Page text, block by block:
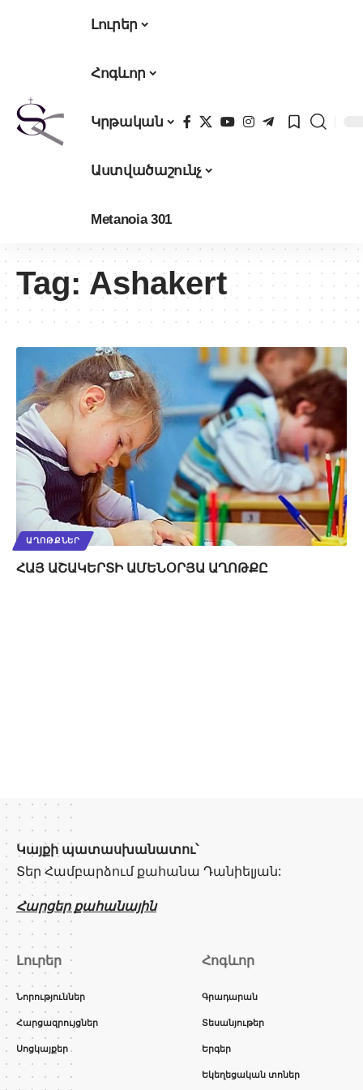
Լուրեր
Հոգևոր
Կրթական
Աստվածաշունչ
Metanoia 301
Tag: Ashakert
ԱՂՈԹՔՆԵՐ
ՀԱՅ ԱՇԱԿԵՐՏԻ ԱՄԵՆՕՐՅԱ ԱՂՈԹՔԸ
Կայքի պատասխանատու՝
Տեր Համբարձում քահանա Դանիելյան:
Հարցեր քահանային
Լուրեր
Նորություններ
Հարցազրույցներ
Սոցկայքեր
Հոգևոր
Գրադարան
Տեսանյութեր
Երգեր
Եկեղեցական տոներ